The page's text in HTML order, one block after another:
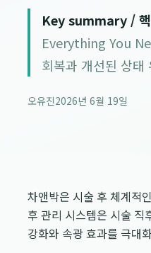
Key summary /
Everything You
회복과 개선된 상태
오유진2026년 6월 19일
차앤박은 시술 후 체계적
후 관리 시스템은 시술 직
강화와 속광 효과를 극대